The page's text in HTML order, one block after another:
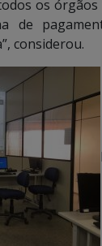
os
de
considerou.